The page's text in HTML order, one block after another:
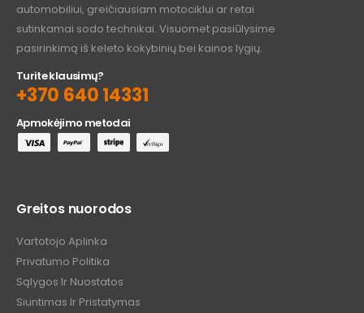
automobiliui, greičiausiam motociklui ar retai
sutinkamai sodo technikai. Visuomet pasiūlysime
pasirinkimą iš keleto kokybinių bei kainos lygių.
Turite klausimų?
+370 640 14331
Apmokėjimo metodai
Greitos nuorodos
Vartotojo Aplinka
Privatumo Politika
Sąlygos Ir Nuostatos
Siuntimas Ir Pristatymas